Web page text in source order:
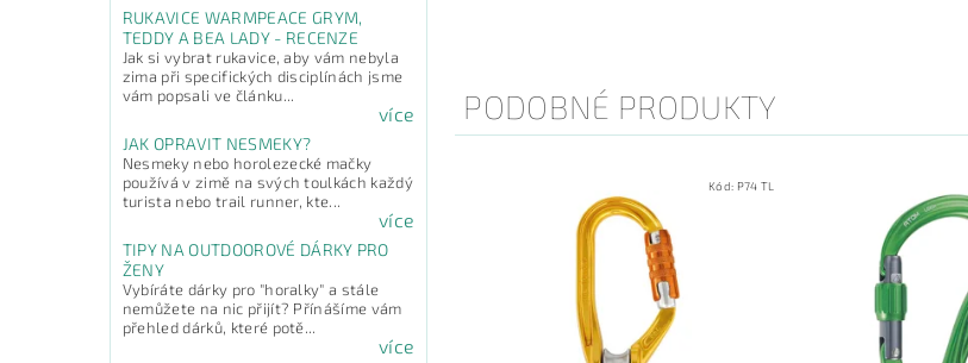
RUKAVICE WARMPEACE GRYM,
TEDDY A BEA LADY - RECENZE
Jak si vybrat rukavice, aby vám nebyla
zima při specifických disciplínách jsme
vám popsali ve článku...
více
JAK OPRAVIT NESMEKY?
Nesmeky nebo horolezecké mačky
používá v zimě na svých toulkách každý
turista nebo trail runner, kte...
více
TIPY NA OUTDOOROVÉ DÁRKY PRO
ŽENY
Vybíráte dárky pro "horalky" a stále
nemůžete na nic přijít? Přínášíme vám
přehled dárků, které potě...
více
PODOBNÉ PRODUKTY
Kód: P74 TL